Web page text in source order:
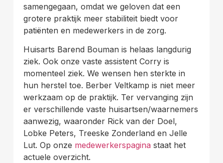
samengegaan, omdat we geloven dat een
grotere praktijk meer stabiliteit biedt voor
patiënten en medewerkers in de zorg.
Huisarts Barend Bouman is helaas langdurig
ziek. Ook onze vaste assistent Corry is
momenteel ziek. We wensen hen sterkte in
hun herstel toe. Berber Veltkamp is niet meer
werkzaam op de praktijk. Ter vervanging zijn
er verschillende vaste huisartsen/waarnemers
aanwezig, waaronder Rick van der Doel,
Lobke Peters, Treeske Zonderland en Jelle
Lut. Op onze medewerkerspagina staat het
actuele overzicht.